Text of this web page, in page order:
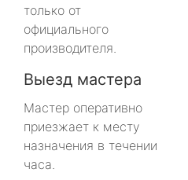
только от
официального
производителя.
Выезд мастера
Мастер оперативно
приезжает к месту
назначения в течении
часа.